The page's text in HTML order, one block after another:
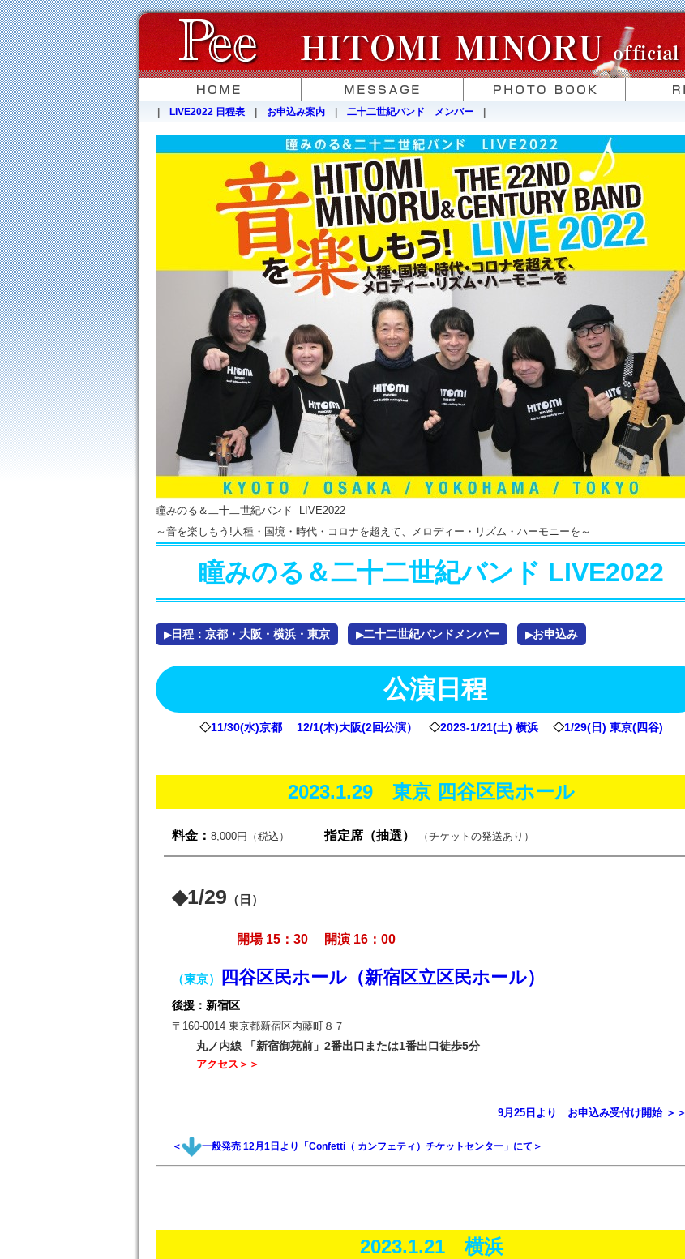
LIVE2022 日程表 お申込み案内 二十二世紀バンド メンバー
瞳みのる＆二十二世紀バンド LIVE2022
～音を楽しもう!人種・国境・時代・コロナを超えて、メロディー・リズム・ハーモニーを～
瞳みのる＆二十二世紀バンド LIVE2022
▶日程：京都・大阪・横浜・東京 ▶二十二世紀バンドメンバー ▶お申込み
公演日程
◇11/30(水)京都 12/1(木)大阪(2回公演） ◇2023-1/21(土) 横浜 ◇1/29(日) 東京(四谷)
2023.1.29 東京 四谷区民ホール
料金： 8,000円 （税込） 指定席（抽選） （チケットの発送あり）
◆1/29 （日）
開場 15：30 開演 16：00
（東京） 四谷区民ホール（新宿区立区民ホール）
後援：新宿区
〒160-0014 東京都新宿区内藤町８７
丸ノ内線 「新宿御苑前」2番出口または1番出口徒歩5分
アクセス＞＞
9月25日より お申込み受付け開始 ＞＞
＜ 一般発売 12月1日より「Confetti（ カンフェティ）チケットセンター」にて＞
2023.1.21 横浜